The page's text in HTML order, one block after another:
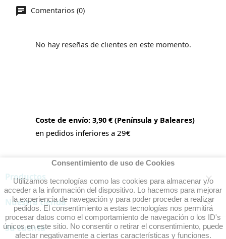
Comentarios (0)
No hay reseñas de clientes en este momento.
Coste de envío: 3,90 € (Península y Baleares)
en pedidos inferiores a 29€
Productos 
Nuestra tienda 
Su cuenta 
Consentimiento de uso de Cookies
Utilizamos tecnologías como las cookies para almacenar y/o
acceder a la información del dispositivo. Lo hacemos para mejorar
la experiencia de navegación y para poder proceder a realizar
pedidos. El consentimiento a estas tecnologías nos permitirá
procesar datos como el comportamiento de navegación o los ID's
únicos en este sitio. No consentir o retirar el consentimiento, puede
afectar negativamente a ciertas características y funciones.